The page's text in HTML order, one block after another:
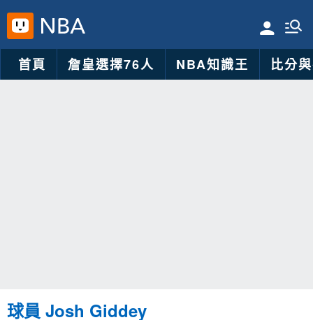
首頁 詹皇選擇76人 NBA知識王 比分
球員 Josh Giddey